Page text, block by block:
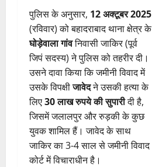
पुलिस के अनुसार, 12 अक्टूबर 2025
(रविवार) को बहादराबाद थाना क्षेत्र के
घोड़ेवाला गांवनिवासी जाकिर (पूर्व
जिपं सदस्य) ने पुलिस को तहरीर दी।
उसने दावा किया कि जमीनी विवाद में
उसके विपक्षीजावेदने उसकी हत्या के
लिए30 लाख रुपये की सुपारीदी है,
जिसमें जलालपुर और रुड़की के कुछ
युवक शामिल हैं। जावेद के साथ
जाकिर का 3-4 साल से जमीनी विवाद
कोर्ट में विचाराधीन है।